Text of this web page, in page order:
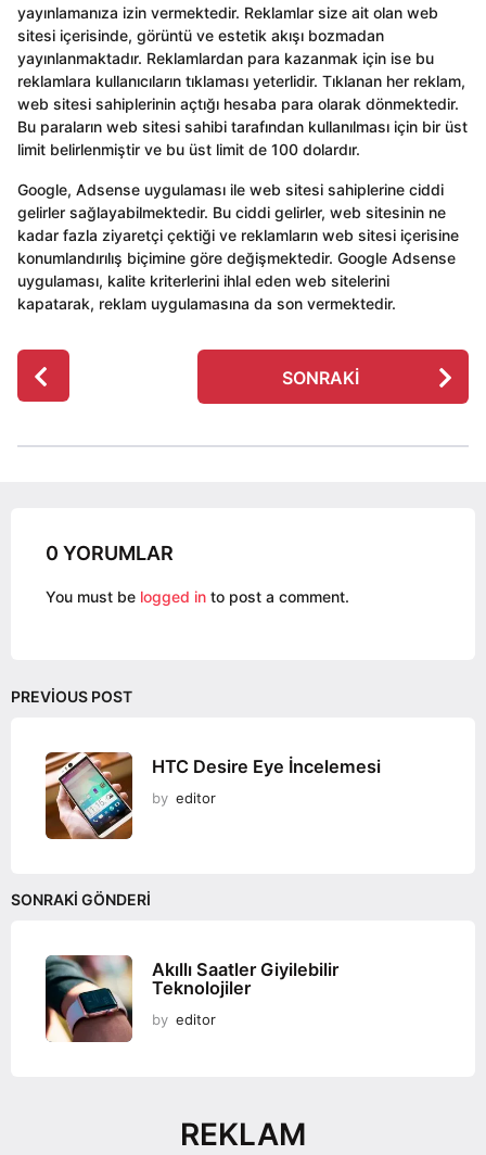
yayınlamanıza izin vermektedir. Reklamlar size ait olan web
sitesi içerisinde, görüntü ve estetik akışı bozmadan
yayınlanmaktadır. Reklamlardan para kazanmak için ise bu
reklamlara kullanıcıların tıklaması yeterlidir. Tıklanan her reklam,
web sitesi sahiplerinin açtığı hesaba para olarak dönmektedir.
Bu paraların web sitesi sahibi tarafından kullanılması için bir üst
limit belirlenmiştir ve bu üst limit de 100 dolardır.
Google, Adsense uygulaması ile web sitesi sahiplerine ciddi
gelirler sağlayabilmektedir. Bu ciddi gelirler, web sitesinin ne
kadar fazla ziyaretçi çektiği ve reklamların web sitesi içerisine
konumlandırılış biçimine göre değişmektedir. Google Adsense
uygulaması, kalite kriterlerini ihlal eden web sitelerini
kapatarak, reklam uygulamasına da son vermektedir.
P
o
t
o
SONRAKI
0 YORUMLAR
You must be logged in to post a comment.
PREVIOUS POST
HTC Desire Eye İncelemesi
by editor
SONRAKI GÖNDERI
Akıllı Saatler Giyilebilir
Teknolojiler
by editor
REKLAM